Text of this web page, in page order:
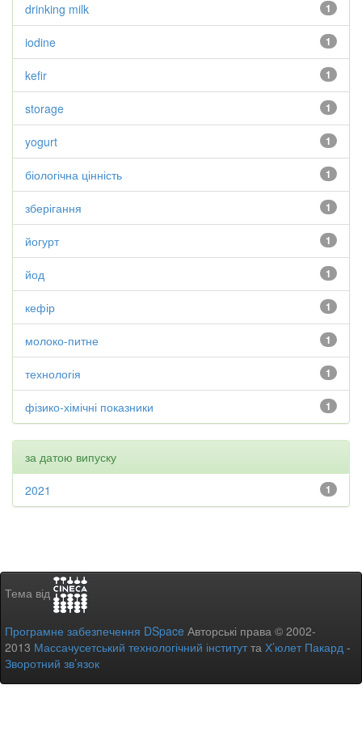
1
drinking milk
1
iodine
1
kefir
1
storage
1
yogurt
1
біологічна цінність
1
зберігання
1
йогурт
1
йод
1
кефір
1
молоко-питне
1
технологія
1
фізико-хімічні показники
за датою випуску
1
2021
Тема від
Програмне забезпечення DSpace Авторські права © 2002-
2013 Массачусетський технологічний інститутта Х’юлет Пакард -
Зворотний зв’язок